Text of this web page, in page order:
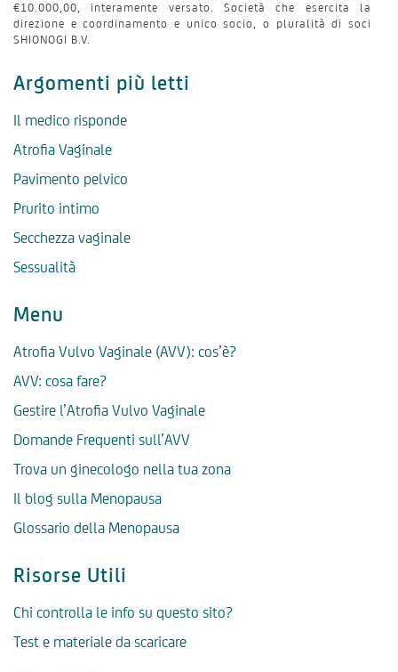
Ossa
Sessualità
Vita di coppia
€10.000,00, interamente versato. Società che esercita la
direzione e coordinamento e unico socio, o pluralità di soci
SHIONOGI B.V.
Argomenti più letti
Il medico risponde
Atrofia Vaginale
Pavimento pelvico
Prurito intimo
Secchezza vaginale
Sessualità
Menu
Atrofia Vulvo Vaginale (AVV): cos’è?
AVV: cosa fare?
Gestire l’Atrofia Vulvo Vaginale
Domande Frequenti sull’AVV
Trova un ginecologo nella tua zona
Il blog sulla Menopausa
Glossario della Menopausa
Risorse Utili
Chi controlla le info su questo sito?
Test e materiale da scaricare